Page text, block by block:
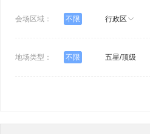
会场区域： 不限 行政区
地场类型： 不限 五星/顶级